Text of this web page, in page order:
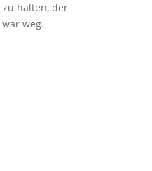
halten, der
weg.